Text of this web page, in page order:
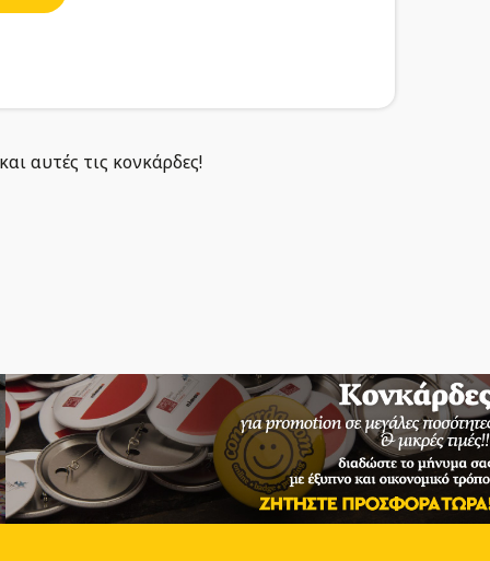
αυτές τις κονκάρδες!